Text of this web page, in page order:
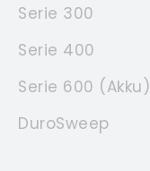
Serie 300
Serie 400
Serie 600 (Akku)
DuroSweep